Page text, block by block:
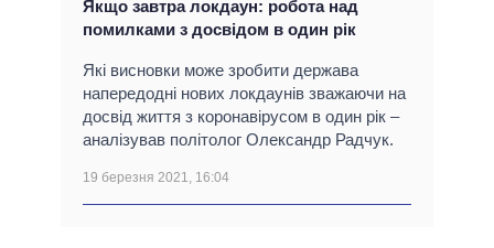
Якщо завтра локдаун: робота над
помилками з досвідом в один рік
Які висновки може зробити держава
напередодні нових локдаунів зважаючи на
досвід життя з коронавірусом в один рік –
аналізував політолог Олександр Радчук.
19 березня 2021, 16:04